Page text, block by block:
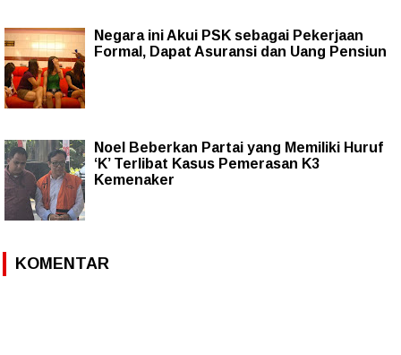
Negara ini Akui PSK sebagai Pekerjaan
Formal, Dapat Asuransi dan Uang Pensiun
Noel Beberkan Partai yang Memiliki Huruf
‘K’ Terlibat Kasus Pemerasan K3
Kemenaker
KOMENTAR